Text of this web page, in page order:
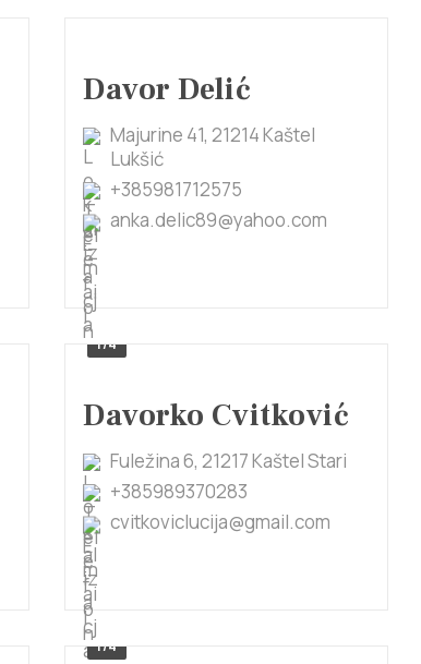
Davor Delić
Majurine 41, 21214 Kaštel
Lukšić
+385981712575
anka.delic89@yahoo.com
1/4
Davorko Cvitković
Fuležina 6, 21217 Kaštel Stari
+385989370283
cvitkoviclucija@gmail.com
1/4